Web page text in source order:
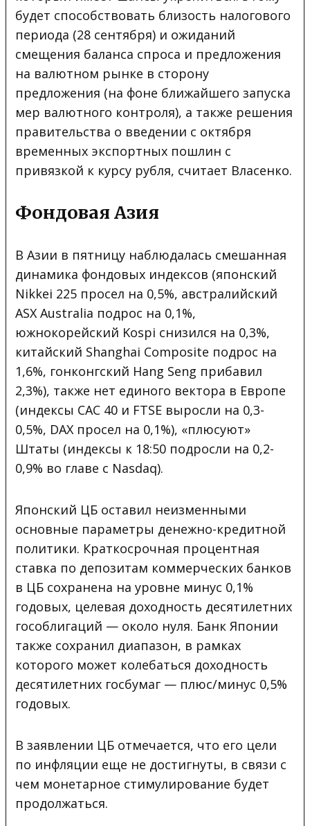
будет способствовать близость налогового
периода (28 сентября) и ожиданий
смещения баланса спроса и предложения
на валютном рынке в сторону
предложения (на фоне ближайшего запуска
мер валютного контроля), а также решения
правительства о введении с октября
временных экспортных пошлин с
привязкой к курсу рубля, считает Власенко.
Фондовая Азия
В Азии в пятницу наблюдалась смешанная
динамика фондовых индексов (японский
Nikkei 225 просел на 0,5%, австралийский
ASX Australia подрос на 0,1%,
южнокорейский Kospi снизился на 0,3%,
китайский Shanghai Composite подрос на
1,6%, гонконгский Hang Seng прибавил
2,3%), также нет единого вектора в Европе
(индексы CAC 40 и FTSE выросли на 0,3-
0,5%, DAX просел на 0,1%), «плюсуют»
Штаты (индексы к 18:50 подросли на 0,2-
0,9% во главе с Nasdaq).
Японский ЦБ оставил неизменными
основные параметры денежно-кредитной
политики. Краткосрочная процентная
ставка по депозитам коммерческих банков
в ЦБ сохранена на уровне минус 0,1%
годовых, целевая доходность десятилетних
гособлигаций — около нуля. Банк Японии
также сохранил диапазон, в рамках
которого может колебаться доходность
десятилетних госбумаг — плюс/минус 0,5%
годовых.
В заявлении ЦБ отмечается, что его цели
по инфляции еще не достигнуты, в связи с
чем монетарное стимулирование будет
продолжаться.